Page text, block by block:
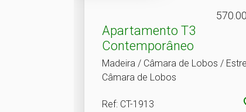
Apartamento T3
Contemporâneo
Madeira / Câmara de Lobos /
Câmara de Lobos
Ref: CT-1913